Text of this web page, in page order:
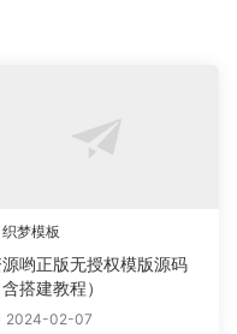
织梦模板
源哟正版无授权模版源码
含搭建教程）
2024-02-07